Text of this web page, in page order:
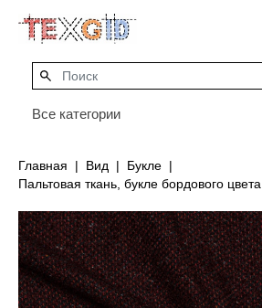
Все категории
Главная Вид
Букле
Пальтовая ткань, букле бордового цвета